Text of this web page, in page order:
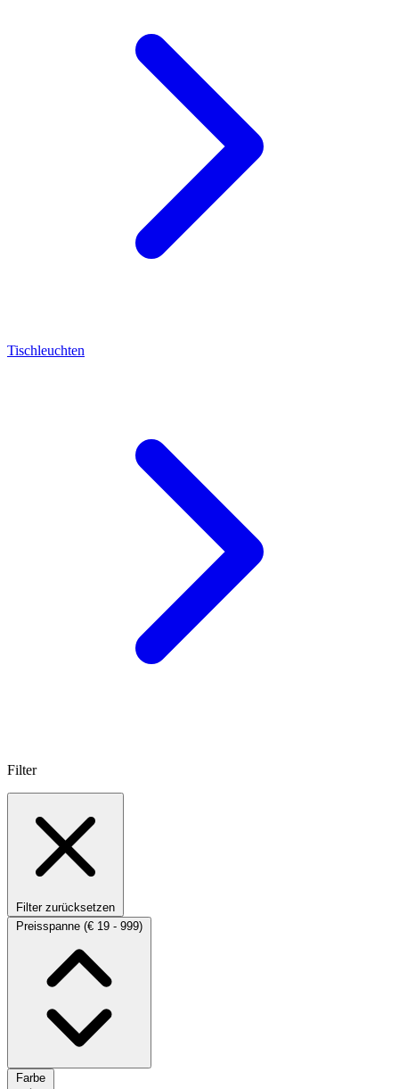
Tischleuchten
Filter
Filter zurücksetzen
Preisspanne (€ 19 - 999)
Farbe